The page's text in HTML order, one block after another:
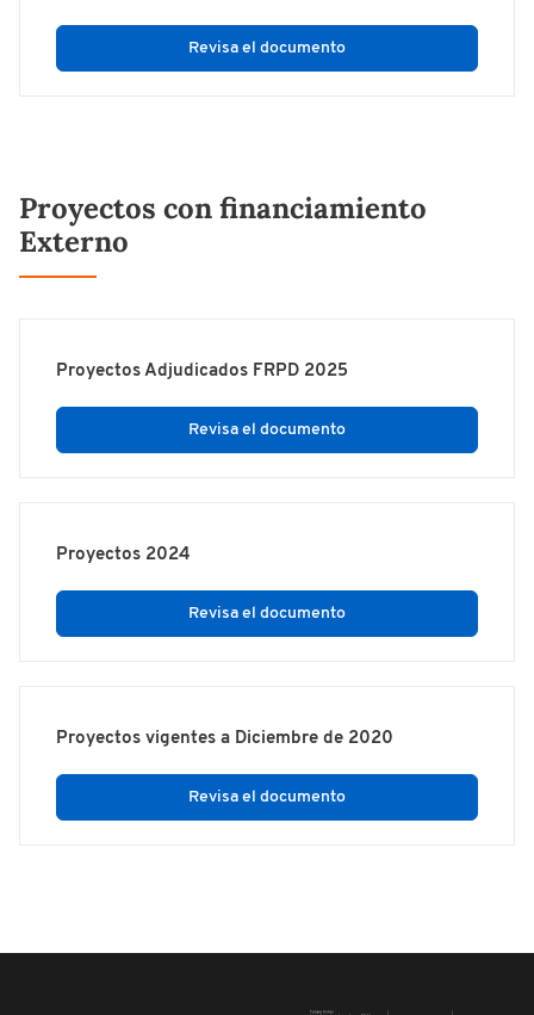
Revisa el documento
Proyectos con financiamiento
Externo
Proyectos Adjudicados FRPD 2025
Revisa el documento
Proyectos 2024
Revisa el documento
Proyectos vigentes a Diciembre de 2020
Revisa el documento